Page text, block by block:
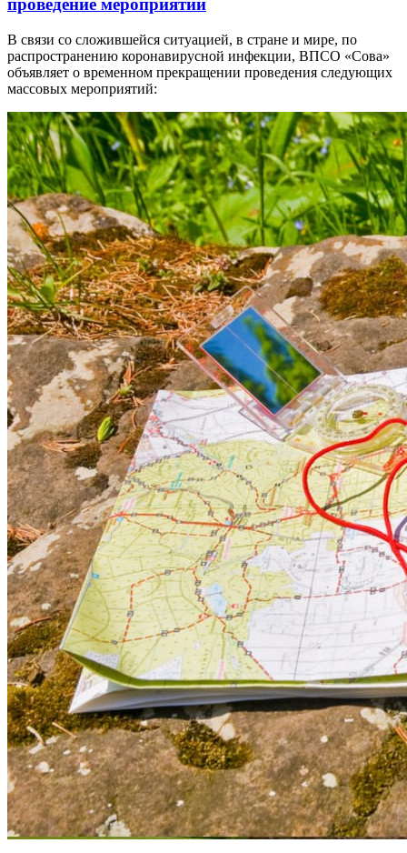
проведение мероприятий
В связи со сложившейся ситуацией, в стране и мире, по
распространению коронавирусной инфекции, ВПСО «Сова»
объявляет о временном прекращении проведения следующих
массовых мероприятий: